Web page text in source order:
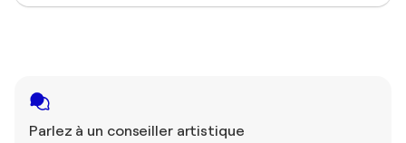
Parlez à un conseiller artistique